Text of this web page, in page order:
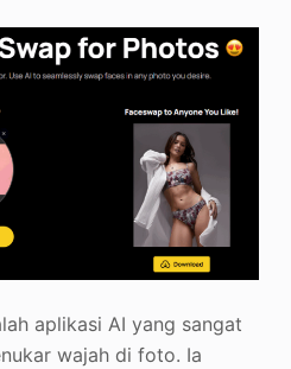
aplikasi AI yang sangat
wajah di foto. Ia